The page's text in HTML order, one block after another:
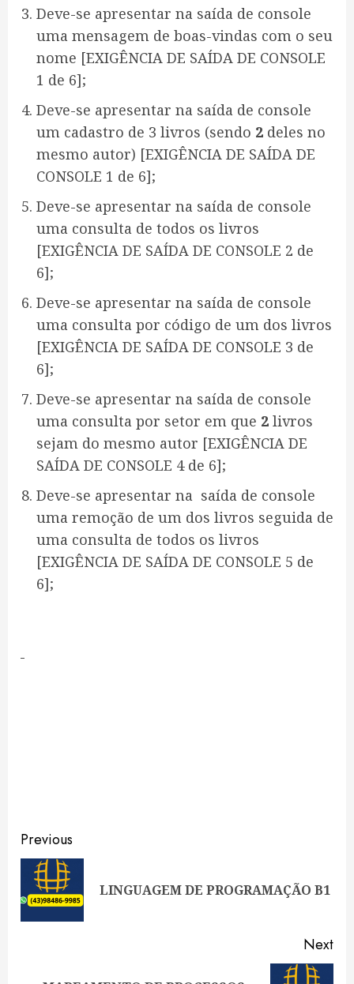
Deve-se apresentar na saída de console
uma mensagem de boas-vindas com o seu
nome [EXIGÊNCIA DE SAÍDA DE CONSOLE
1 de 6];
Deve-se apresentar na saída de console
um cadastro de 3 livros (sendo 2 deles no
mesmo autor) [EXIGÊNCIA DE SAÍDA DE
CONSOLE 1 de 6];
Deve-se apresentar na saída de console
uma consulta de todos os livros
[EXIGÊNCIA DE SAÍDA DE CONSOLE 2 de
6];
Deve-se apresentar na saída de console
uma consulta por código de um dos livros
[EXIGÊNCIA DE SAÍDA DE CONSOLE 3 de
6];
Deve-se apresentar na saída de console
uma consulta por setor em que 2 livros
sejam do mesmo autor [EXIGÊNCIA DE
SAÍDA DE CONSOLE 4 de 6];
Deve-se apresentar na saída de console
uma remoção de um dos livros seguida de
uma consulta de todos os livros
[EXIGÊNCIA DE SAÍDA DE CONSOLE 5 de
6];
Continue
Reading
Previous
LINGUAGEM DE PROGRAMAÇÃO B1
Next